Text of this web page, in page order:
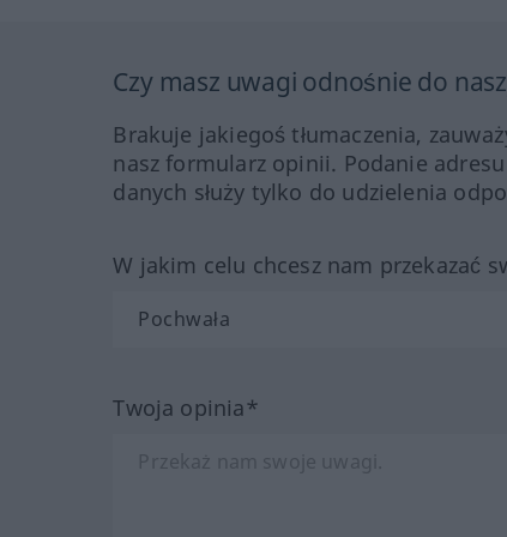
Czy masz uwagi odnośnie do
Brakuje jakiegoś tłumaczenia,
nasz formularz opinii. Podanie
danych służy tylko do udzielenia
W jakim celu chcesz nam przekazać
Twoja opinia*